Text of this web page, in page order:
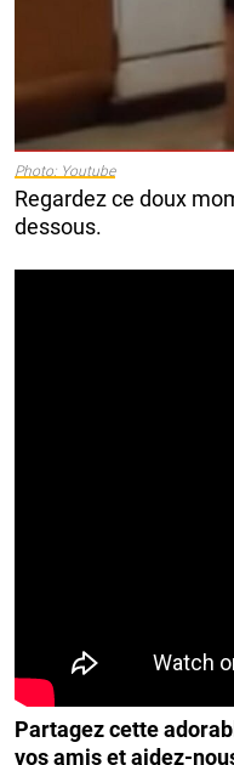
Photo: Youtube
Regardez ce doux
dessous.
Partagez cette
vos amis et aidez-